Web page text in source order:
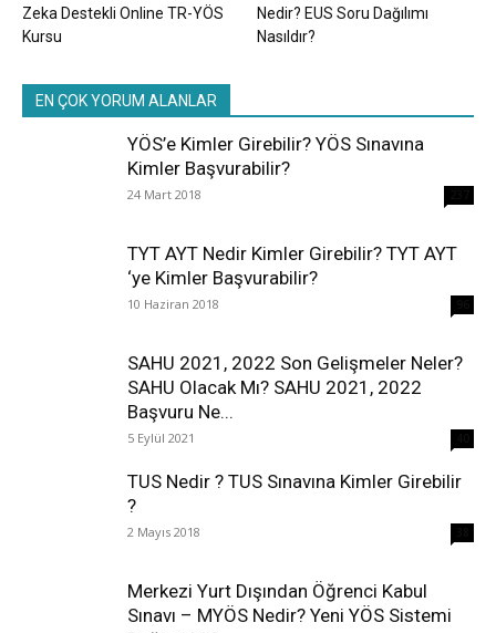
Zeka Destekli Online TR-YÖS
Kursu
Nedir? EUS Soru Dağılımı
Nasıldır?
EN ÇOK YORUM ALANLAR
YÖS’e Kimler Girebilir? YÖS Sınavına
Kimler Başvurabilir?
24 Mart 2018
TYT AYT Nedir Kimler Girebilir? TYT AYT
‘ye Kimler Başvurabilir?
10 Haziran 2018
SAHU 2021, 2022 Son Gelişmeler Neler?
SAHU Olacak Mı? SAHU 2021, 2022
Başvuru Ne...
5 Eylül 2021
TUS Nedir ? TUS Sınavına Kimler Girebilir
?
2 Mayıs 2018
Merkezi Yurt Dışından Öğrenci Kabul
Sınavı – MYÖS Nedir? Yeni YÖS Sistemi